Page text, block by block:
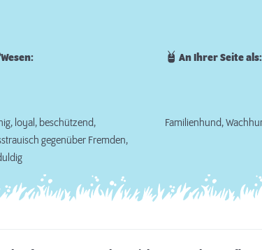
Wesen:
loyal, beschützend,
gegenüber Fremden,
An Ihrer Seite als:
Familienhund,